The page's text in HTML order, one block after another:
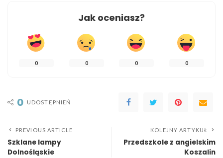
Jak oceniasz?
0 0 0 0
0 UDOSTĘPNIEŃ
PREVIOUS ARTICLE
Szklane lampy
Dolnośląskie
KOLEJNY ARTYKUŁ
Przedszkole z angielskim
Koszalin